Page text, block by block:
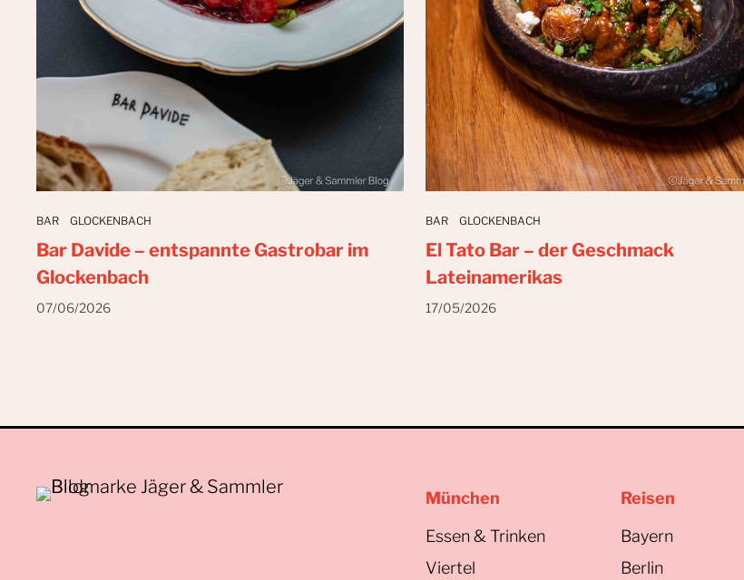
BAR GLOCKENBACH
Bar Davide – entspannte Gastrobar im
Glockenbach
07/06/2026
BAR GLOCKENBACH
El Tato Bar – der Geschmack
Lateinamerikas
17/05/2026
München
Essen & Trinken
Viertel
Reisen
Bayern
Berlin